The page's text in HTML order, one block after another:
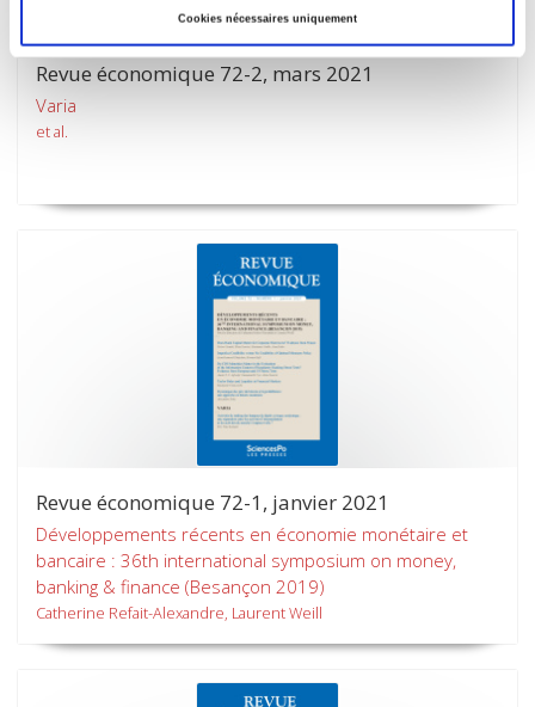
Cookies nécessaires uniquement
Revue économique 72-2, mars 2021
Varia
et al.
Revue économique 72-1, janvier 2021
Développements récents en économie monétaire et
bancaire : 36th international symposium on money,
banking & finance (Besançon 2019)
Catherine Refait-Alexandre, Laurent Weill